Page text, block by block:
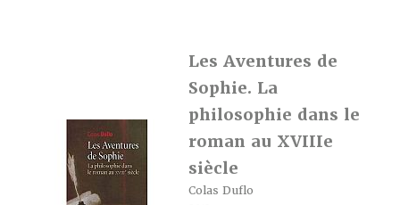
Les Aventures de
Sophie. La
philosophie dans le
roman au XVIIIe
siècle
Colas Duflo